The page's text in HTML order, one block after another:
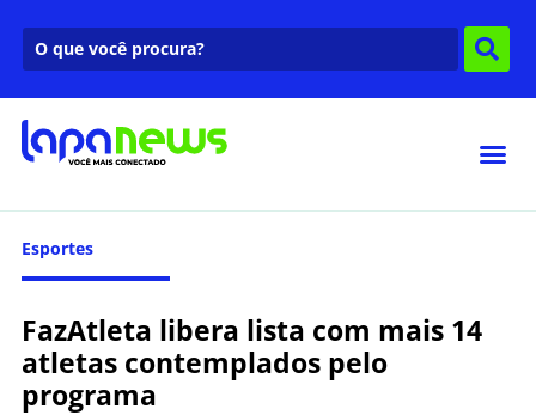
Esportes
FazAtleta libera lista com mais 14
atletas contemplados pelo
programa